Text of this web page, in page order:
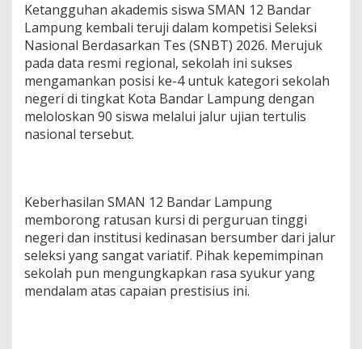
e
A
s
t
r
a
l
i
Ketangguhan akademis siswa SMAN 12 Bandar
Lampung kembali teruji dalam kompetisi Seleksi
Nasional Berdasarkan Tes (SNBT) 2026. Merujuk
pada data resmi regional, sekolah ini sukses
mengamankan posisi ke-4 untuk kategori sekolah
negeri di tingkat Kota Bandar Lampung dengan
meloloskan 90 siswa melalui jalur ujian tertulis
nasional tersebut.
Keberhasilan SMAN 12 Bandar Lampung
memborong ratusan kursi di perguruan tinggi
negeri dan institusi kedinasan bersumber dari jalur
seleksi yang sangat variatif. Pihak kepemimpinan
sekolah pun mengungkapkan rasa syukur yang
mendalam atas capaian prestisius ini.